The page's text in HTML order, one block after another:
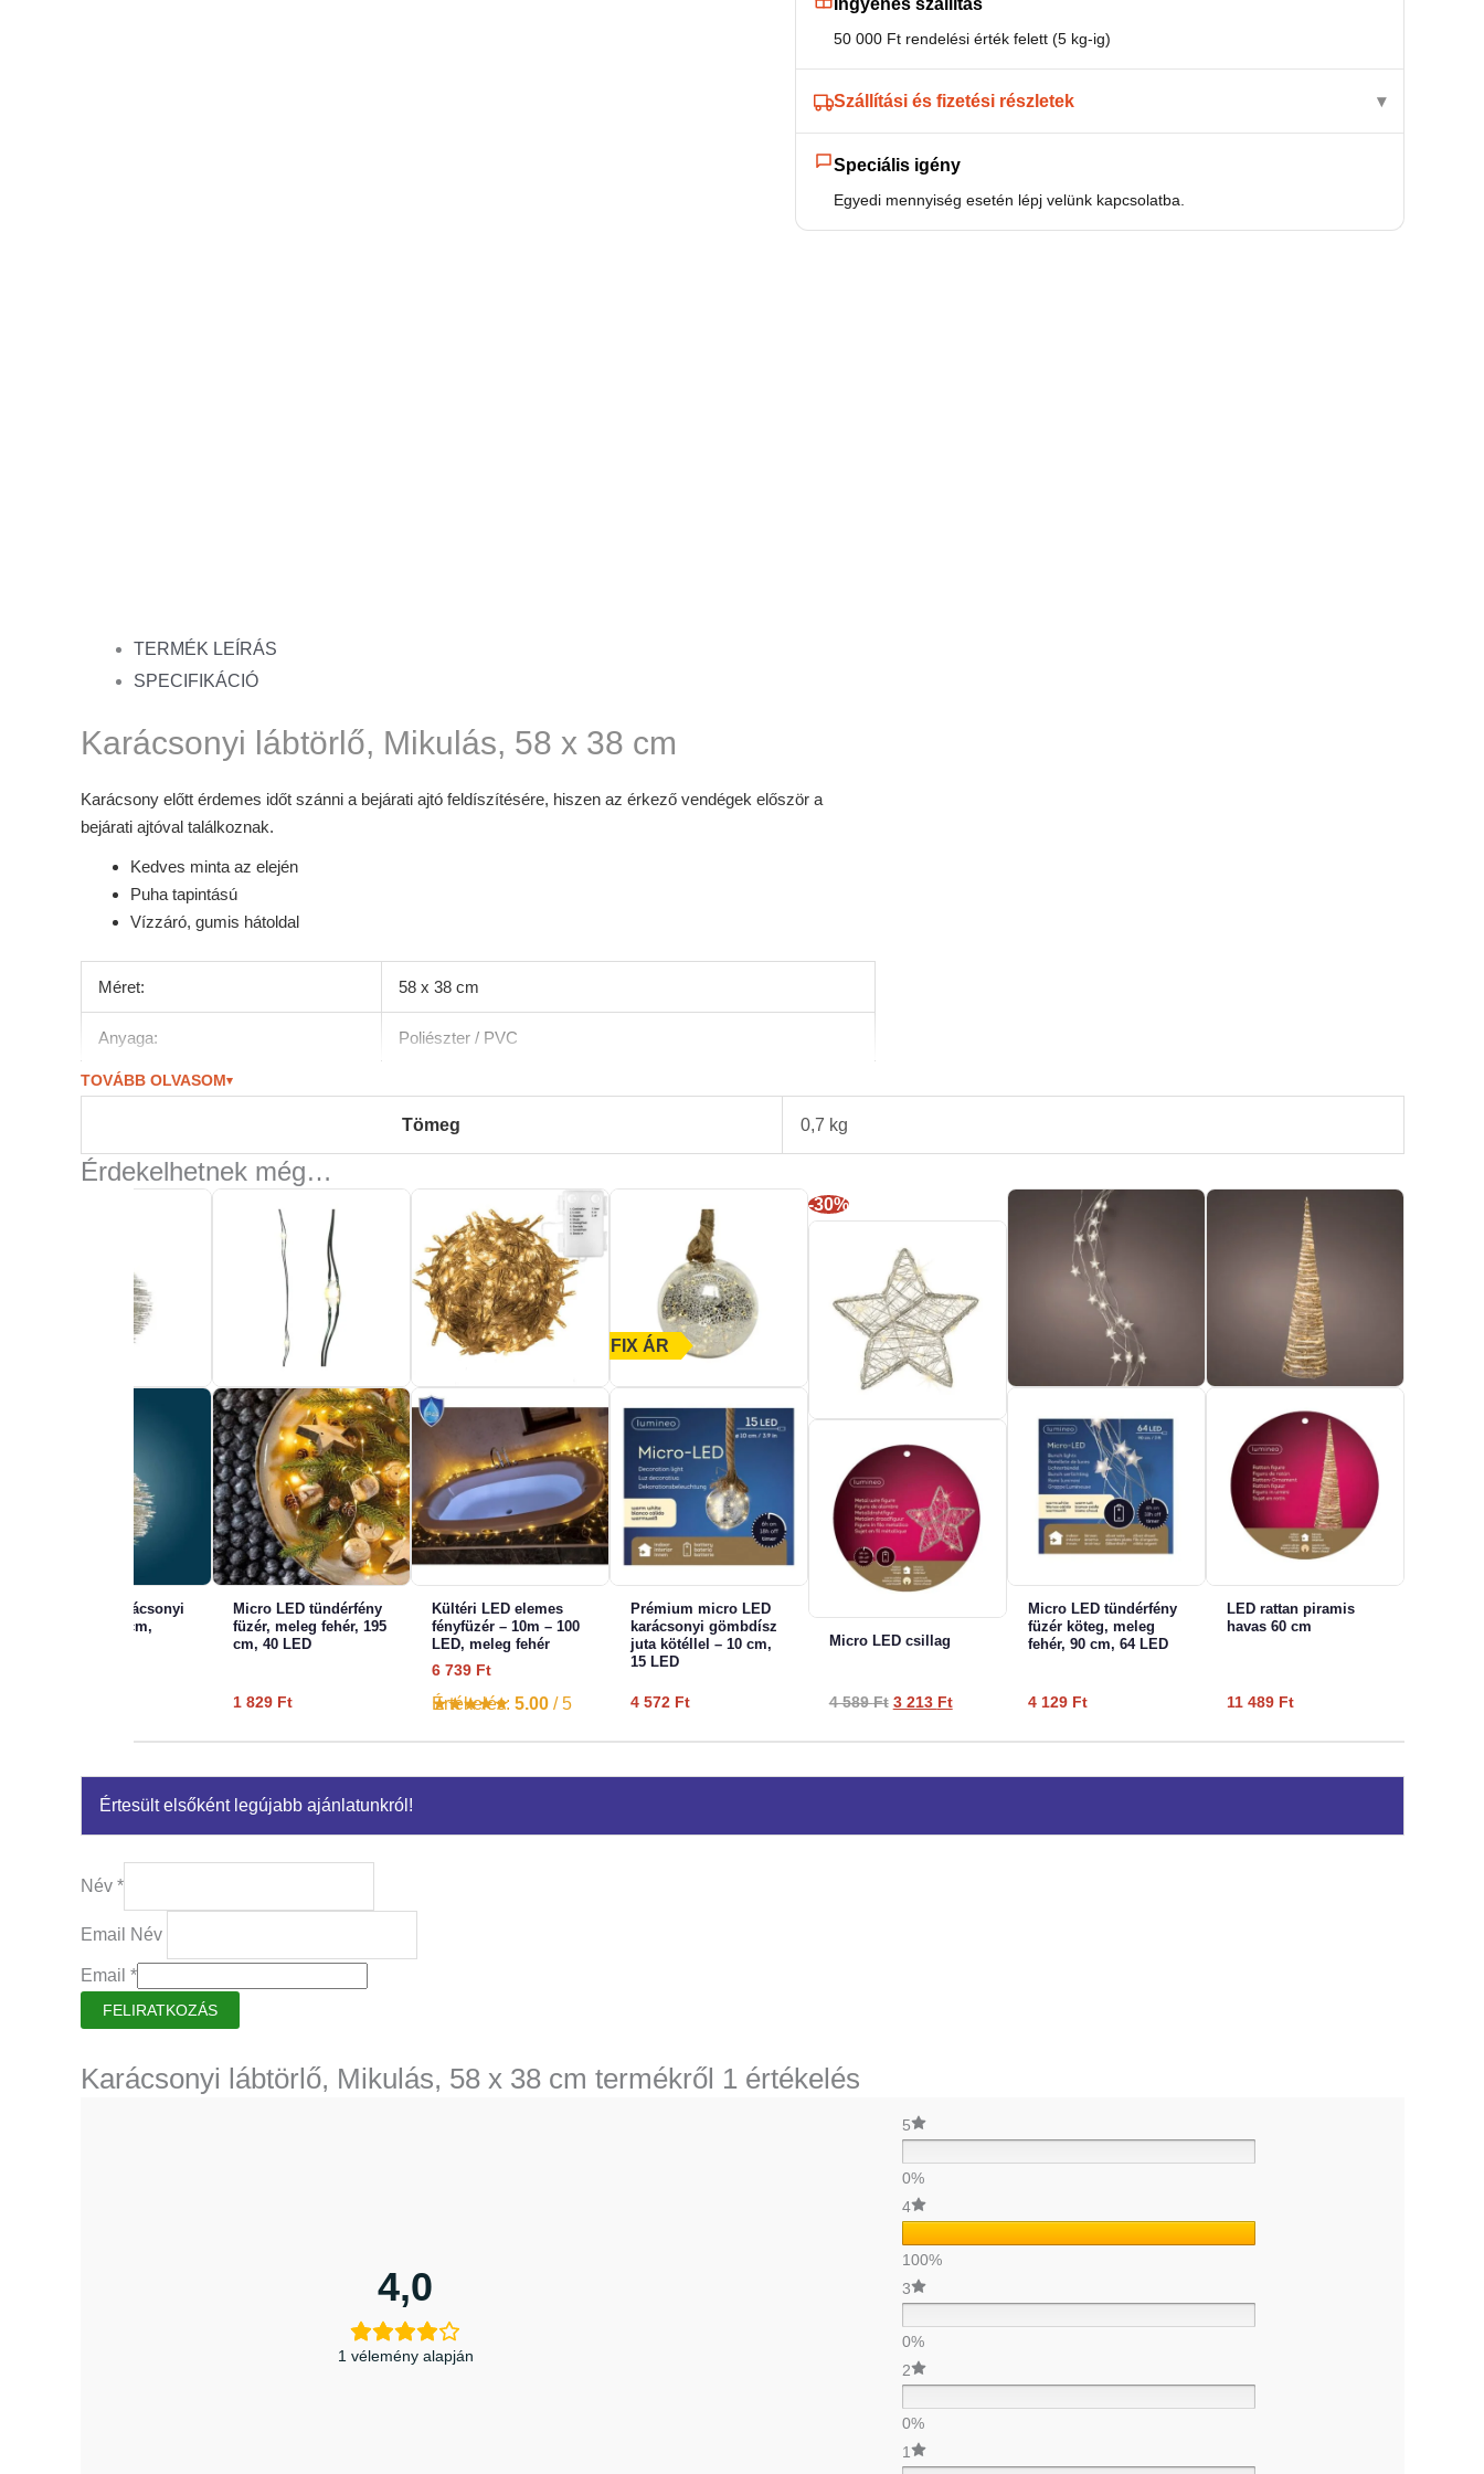
Ingyenes szállítás
50 000 Ft rendelési érték felett (5 kg-ig)
Szállítási és fizetési részletek
Speciális igény
Egyedi mennyiség esetén lépj velünk kapcsolatba.
TERMÉK LEÍRÁS
SPECIFIKÁCIÓ
Karácsonyi lábtörlő, Mikulás, 58 x 38 cm
Karácsony előtt érdemes időt szánni a bejárati ajtó feldíszítésére, hiszen az érkező vendégek először a
bejárati ajtóval találkoznak.
Kedves minta az elején
Puha tapintású
Vízzáró, gumis hátoldal
Méret: 58 x 38 cm
Anyaga: Poliészter / PVC
Színe:
TOVÁBB OLVASOM▾
Tömeg 0,7 kg
Érdekelhetnek még…
Micro LED karácsonyi
gömbdísz 25 cm,
Micro LED tündérfény
füzér, meleg fehér, 195
cm, 40 LED
1 829 Ft
Kültéri LED elemes
fényfüzér – 10m – 100
LED, meleg fehér
6 739 Ft
Értékelés: 5.00/ 5
FIX ÁR
Prémium micro LED
karácsonyi gömbdísz
juta kötéllel – 10 cm,
15 LED
4 572 Ft
-30%
Micro LED csillag
4 589Ft Original
was:
589 Ft.
3 213 FtCurrent
is:
213 Ft.
Micro LED tündérfény
füzér köteg, meleg
fehér, 90 cm, 64 LED
4 129 Ft
LED rattan piramis
havas 60 cm
11 489 Ft
Értesült elsőként legújabb ajánlatunkról!
Név *
Email Név
Email *
FELIRATKOZÁS
Karácsonyi lábtörlő, Mikulás, 58 x 38 cm termékről 1 értékelés
4,0
1 vélemény alapján
5
0%
4
100%
3
0%
2
0%
1